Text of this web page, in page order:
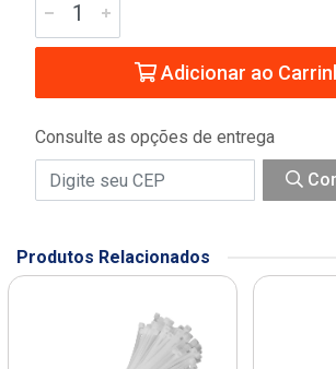
Adicionar ao
Consulte as opções de entrega
Produtos Relacionados